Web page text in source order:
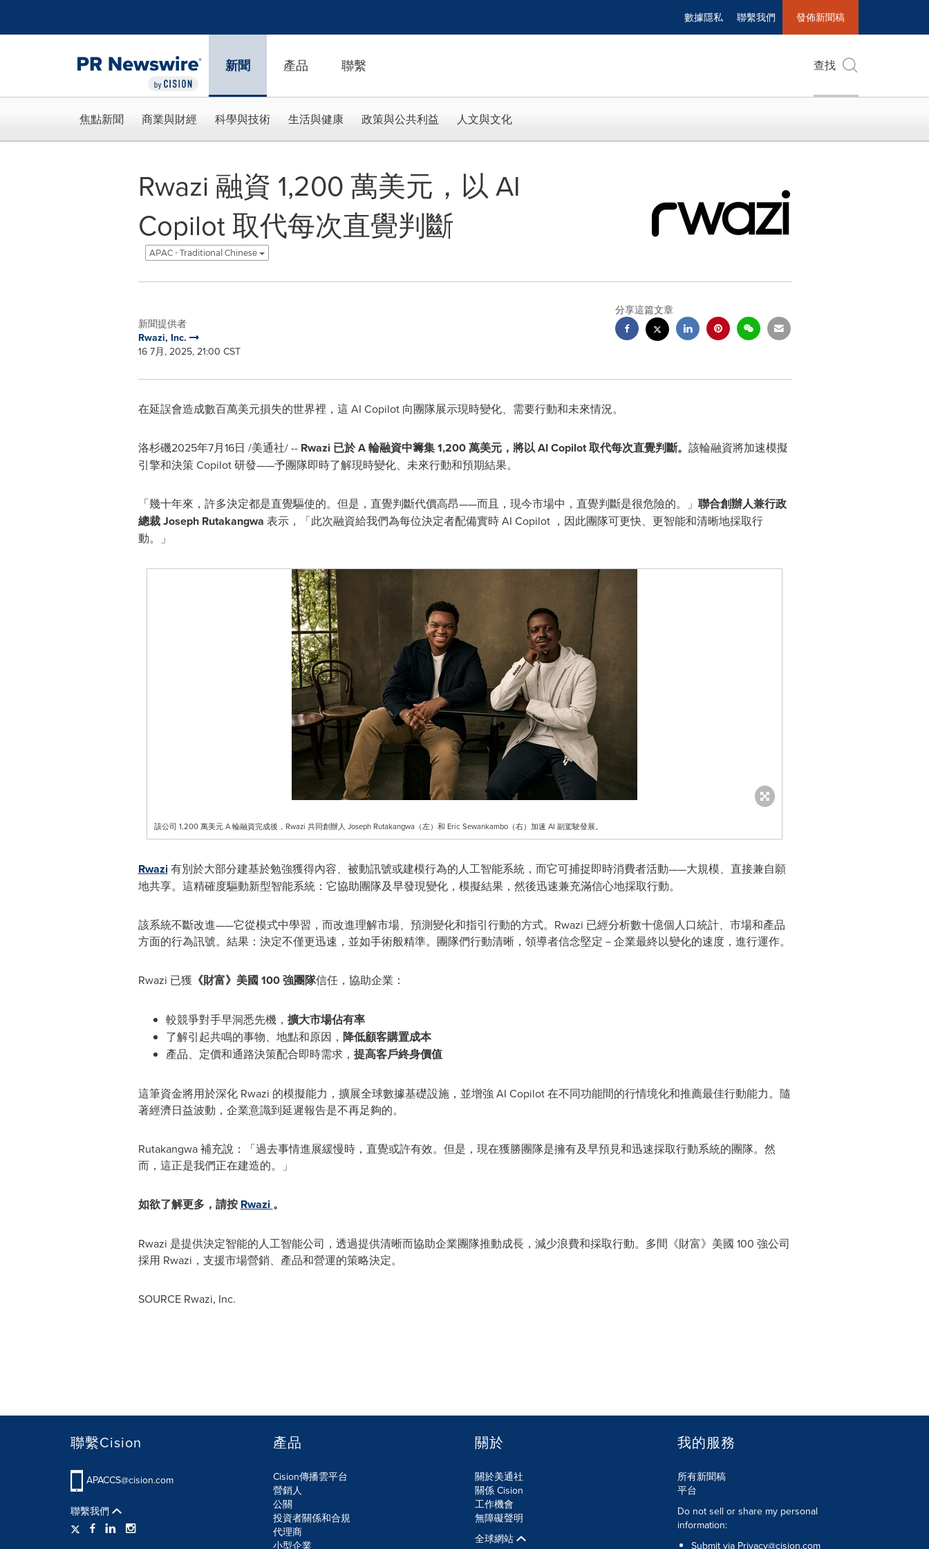
數據隱私 聯繫我們 發佈新聞稿
新聞 產品 聯繫 查找
焦點新聞 商業與財經 科學與技術 生活與健康 政策與公共利益 人文與文化
Rwazi 融資 1,200 萬美元，以 AI
Copilot 取代每次直覺判斷
APAC - Traditional Chinese
新聞提供者
Rwazi, Inc.
16 7月, 2025, 21:00 CST
分享這篇文章
在延誤會造成數百萬美元損失的世界裡，這 AI Copilot 向團隊展示現時變化、需要行動和未來情況。
洛杉磯2025年7月16日 /美通社/ -- Rwazi 已於 A 輪融資中籌集 1,200 萬美元，將以 AI Copilot 取代每次直覺判斷。 該輪融資將加速模擬
引擎和決策 Copilot 研發——予團隊即時了解現時變化、未來行動和預期結果。
「幾十年來，許多決定都是直覺驅使的。但是，直覺判斷代價高昂——而且，現今市場中，直覺判斷是很危險的。」 聯合創辦人兼行政
總裁 Joseph Rutakangwa 表示，「此次融資給我們為每位決定者配備實時 AI Copilot ，因此團隊可更快、更智能和清晰地採取行
動。」
該公司 1,200 萬美元 A 輪融資完成後，Rwazi 共同創辦人 Joseph Rutakangwa（左）和 Eric Sewankambo（右）加速 AI 副駕駛發展。
Rwazi有別於大部分建基於勉強獲得內容、被動訊號或建模行為的人工智能系統，而它可捕捉即時消費者活動——大規模、直接兼自願
地共享。這精確度驅動新型智能系統：它協助團隊及早發現變化，模擬結果，然後迅速兼充滿信心地採取行動。
該系統不斷改進——它從模式中學習，而改進理解市場、預測變化和指引行動的方式。Rwazi 已經分析數十億個人口統計、市場和產品
方面的行為訊號。結果：決定不僅更迅速，並如手術般精準。團隊們行動清晰，領導者信念堅定－企業最終以變化的速度，進行運作。
Rwazi 已獲 《財富》美國 100 強團隊信任，協助企業：
較競爭對手早洞悉先機， 擴大市場佔有率
了解引起共鳴的事物、地點和原因， 降低顧客購置成本
產品、定價和通路決策配合即時需求， 提高客戶終身價值
這筆資金將用於深化 Rwazi 的模擬能力，擴展全球數據基礎設施，並增強 AI Copilot 在不同功能間的行情境化和推薦最佳行動能力。隨
著經濟日益波動，企業意識到延遲報告是不再足夠的。
Rutakangwa 補充說：「過去事情進展緩慢時，直覺或許有效。但是，現在獲勝團隊是擁有及早預見和迅速採取行動系統的團隊。然
而，這正是我們正在建造的。」
如欲了解更多，請按 Rwazi 。
Rwazi 是提供決定智能的人工智能公司，透過提供清晰而協助企業團隊推動成長，減少浪費和採取行動。多間《財富》美國 100 強公司
採用 Rwazi，支援市場營銷、產品和營運的策略決定。
SOURCE Rwazi, Inc.
聯繫Cision
APACCS@cision.com
聯繫我們
產品
Cision傳播雲平台
營銷人
公關
投資者關係和合規
代理商
小型企業
關於
關於美通社
關係 Cision
工作機會
無障礙聲明
全球網站
我的服務
所有新聞稿
平台
Do not sell or share my personal
information:
Submit via Privacy@cision.com